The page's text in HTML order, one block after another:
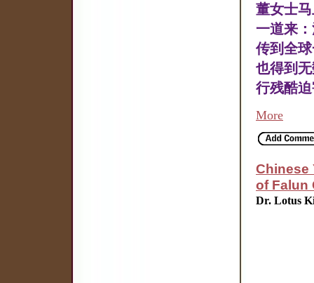
董女士
一道来
传到全
也得到
行残酷
More
Chinese
of Falun
Dr. Lotus